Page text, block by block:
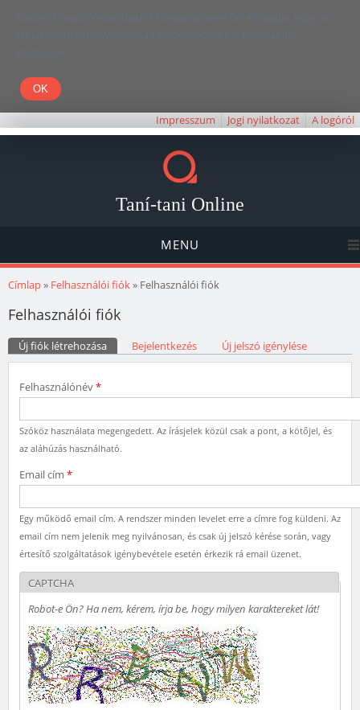
Kedves Olvasó! Weboldalunk böngészésével Ön elfogadja, hogy a
felhasználói élmény javítása céljából cookie-kat használunk.
Köszönjük!
Impresszum Jogi nyilatkozat A logóról
Taní-tani Online
MENU
Jelenlegi hely
Címlap» Felhasználói fiók» Felhasználói fiók
Felhasználói fiók
Elsődleges fülek
Új fiók létrehozása (aktív fül)Bejelentkezés Új jelszó igénylése
Felhasználónév*
Szóköz használata megengedett. Az írásjelek közül csak a pont, a kötőjel, és
az aláhúzás használható.
Email cím *
Egy működő email cím. A rendszer minden levelet erre a címre fog küldeni. Az
email cím nem jelenik meg nyilvánosan, és csak új jelszó kérése során, vagy
értesítő szolgáltatások igénybevétele esetén érkezik rá email üzenet.
CAPTCHA
Robot-e Ön? Ha nem, kérem, írja be, hogy milyen karaktereket lát!